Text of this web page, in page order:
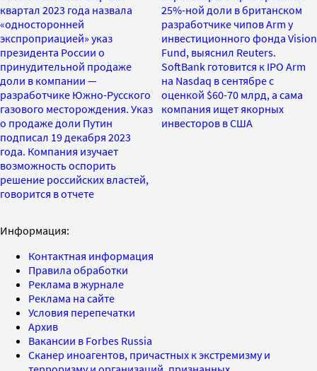
квартал 2023 года назвала
«односторонней
экспроприацией» указ
президента России о
принудительной продаже
доли в компании —
разработчике Южно-Русского
газового месторождения. Указ
о продаже доли Путин
подписал 19 декабря 2023
года. Компания изучает
возможность оспорить
решение российских властей,
говорится в отчете
25%-ной доли в британском
разработчике чипов Arm у
инвестиционного фонда Vision
Fund, выяснил Reuters.
SoftBank готовится к IPO Arm
на Nasdaq в сентябре с
оценкой $60-70 млрд, а сама
компания ищет якорных
инвесторов в США
Информация:
Контактная информация
Правила обработки
Реклама в журнале
Реклама на сайте
Условия перепечатки
Архив
Вакансии в Forbes Russia
Сканер иноагентов, причастных к экстремизму и